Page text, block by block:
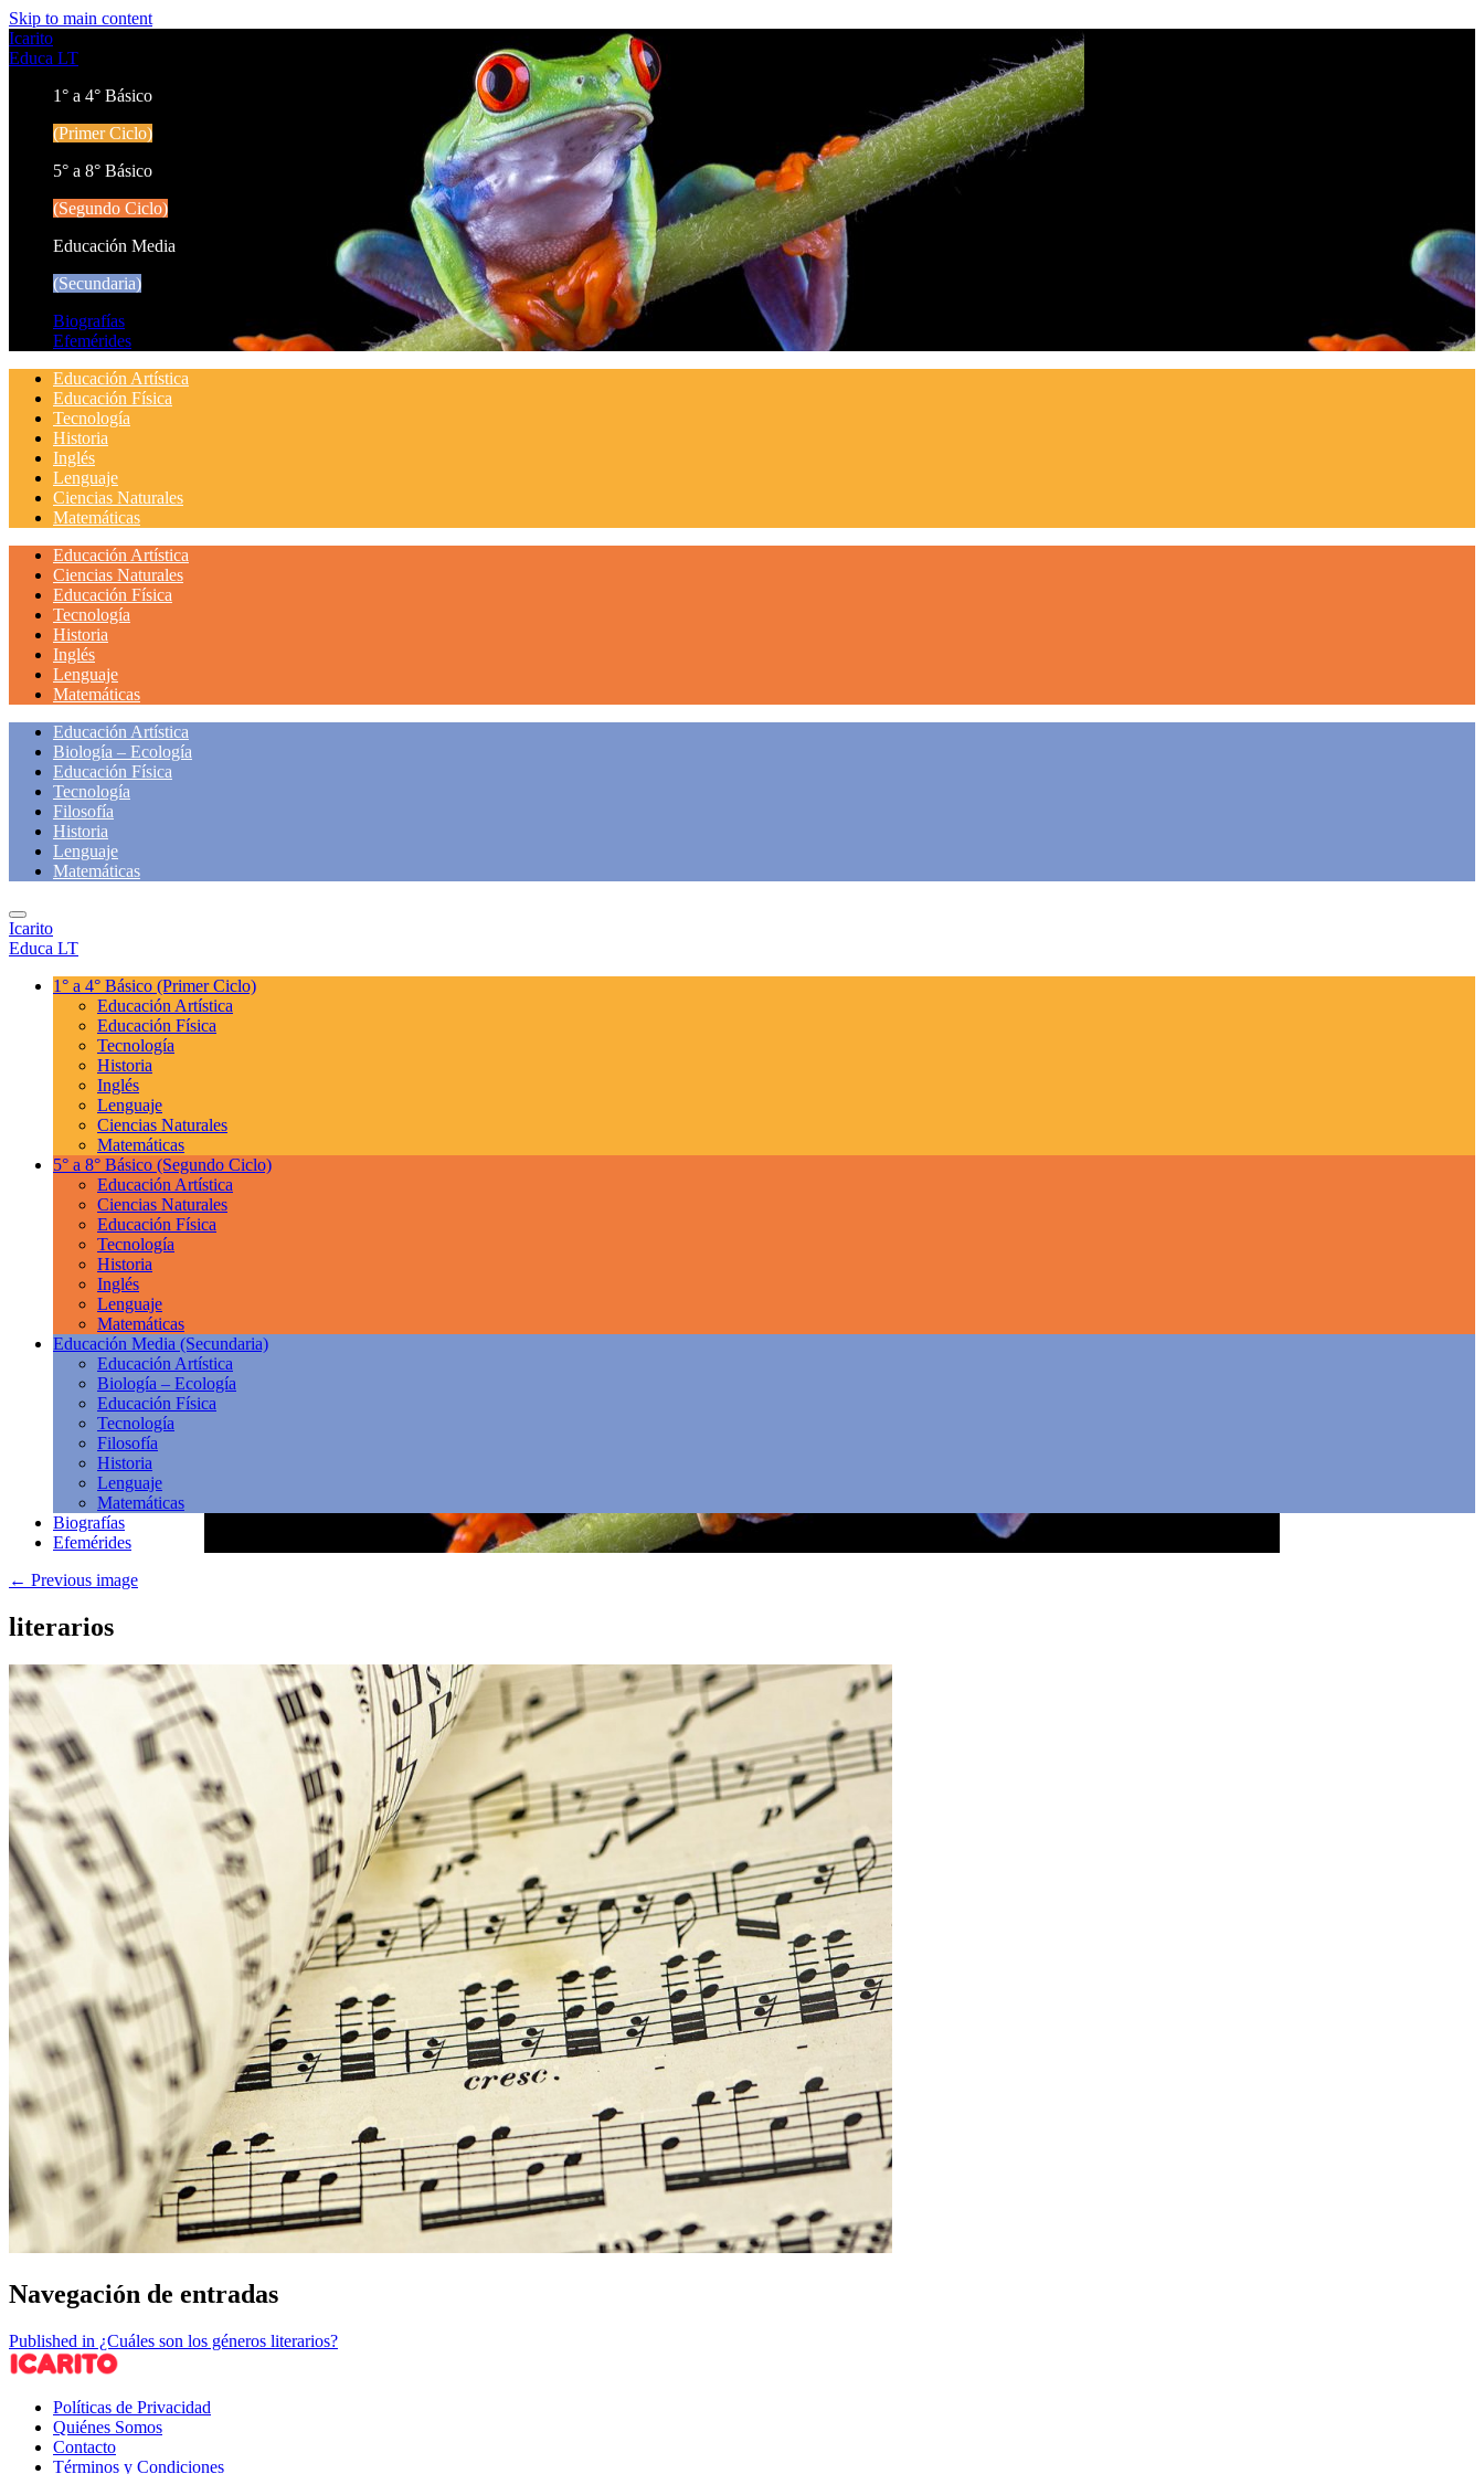
Skip to main content
Icarito
Educa LT
1° a 4° Básico
(Primer Ciclo)
5° a 8° Básico
(Segundo Ciclo)
Educación Media
(Secundaria)
Biografías
Efemérides
Educación Artística
Educación Física
Tecnología
Historia
Inglés
Lenguaje
Ciencias Naturales
Matemáticas
Educación Artística
Ciencias Naturales
Educación Física
Tecnología
Historia
Inglés
Lenguaje
Matemáticas
Educación Artística
Biología – Ecología
Educación Física
Tecnología
Filosofía
Historia
Lenguaje
Matemáticas
Icarito
Educa LT
1° a 4° Básico (Primer Ciclo)
Educación Artística
Educación Física
Tecnología
Historia
Inglés
Lenguaje
Ciencias Naturales
Matemáticas
5° a 8° Básico (Segundo Ciclo)
Educación Artística
Ciencias Naturales
Educación Física
Tecnología
Historia
Inglés
Lenguaje
Matemáticas
Educación Media (Secundaria)
Educación Artística
Biología – Ecología
Educación Física
Tecnología
Filosofía
Historia
Lenguaje
Matemáticas
Biografías
Efemérides
← Previous image
literarios
Navegación de entradas
Published in ¿Cuáles son los géneros literarios?
Políticas de Privacidad
Quiénes Somos
Contacto
Términos y Condiciones